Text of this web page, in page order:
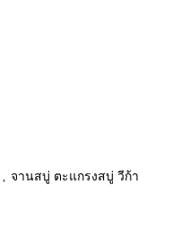
, จานสบู่ ตะแกรงสบู่ วีก้า